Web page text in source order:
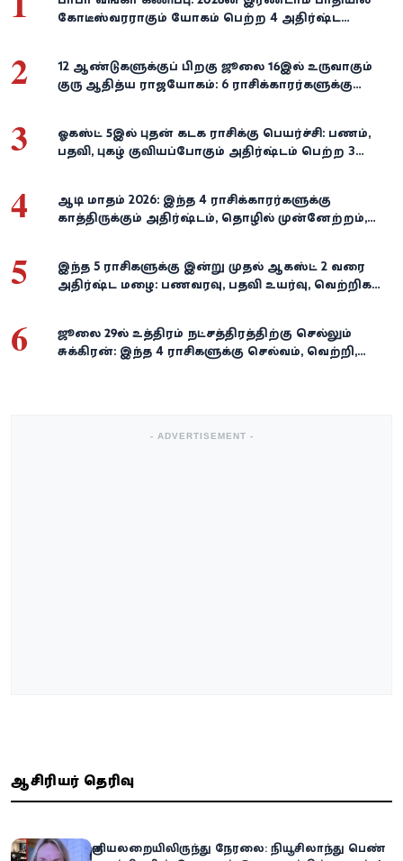
கோடீஸ்வரராகும் யோகம் பெற்ற 4 அதிர்ஷ்ட
2
12 ஆண்டுகளுக்குப் பிறகு ஜூலை 16இல் உருவாகும்
குரு ஆதித்ய ராஜயோகம்: 6 ராசிக்காரர்களுக்கு
3
ஓகஸ்ட் 5இல் புதன் கடக ராசிக்கு பெயர்ச்சி: பணம்,
பதவி, புகழ் குவியப்போகும் அதிர்ஷ்டம் பெற்ற 3
4
ஆடி மாதம் 2026: இந்த 4 ராசிக்காரர்களுக்கு
காத்திருக்கும் அதிர்ஷ்டம், தொழில் முன்னேற்றம்,
5
இந்த 5 ராசிகளுக்கு இன்று முதல் ஆகஸ்ட் 2 வரை
அதிர்ஷ்ட மழை: பணவரவு, பதவி உயர்வு, வெற்றிகள்
6
ஜூலை 29-ல் உத்திரம் நட்சத்திரத்திற்கு செல்லும்
சுக்கிரன்: இந்த 4 ராசிகளுக்கு செல்வம், வெற்றி,
- ADVERTISEMENT -
ஆசிரியர் தெரிவு
குளியலறையிலிருந்து நேரலை: நியூசிலாந்து பெண்